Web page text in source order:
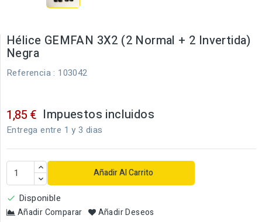
Hélice GEMFAN 3X2 (2 Normal + 2 Invertida)
Negra
Referencia : 103042
1,85 € Impuestos incluidos
Entrega entre 1 y 3 dias
Añadir Al Carrito
 Disponible
Añadir Comparar Añadir Deseos